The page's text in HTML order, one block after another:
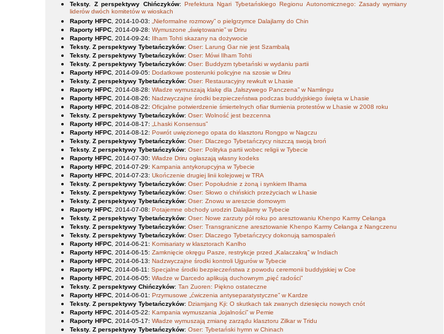
Teksty. Z perspektywy Chińczyków: Prefektura Ngari Tybetańskiego Regionu Autonomicznego: Zasady wymiany
liderów dwóch komitetów w wioskach
Raporty HFPC, 2014-10-03:„Nieformalne rozmowy” o pielgrzymce Dalajlamy do Chin
Raporty HFPC, 2014-09-28:Wymuszone „świętowanie” w Driru
Raporty HFPC, 2014-09-24: Ilham Tohti skazany na dożywocie
Teksty. Z perspektywy Tybetańczyków:Oser: Larung Gar nie jest Szambalą
Teksty. Z perspektywy Tybetańczyków:Oser: Mówi Ilham Tohti
Teksty. Z perspektywy Tybetańczyków:Oser: Buddyzm tybetański w wydaniu partii
Raporty HFPC, 2014-09-05:Dodatkowe posterunki policyjne na szosie w Driru
Teksty. Z perspektywy Tybetańczyków:Oser: Restauracyjny rewkult w Lhasie
Raporty HFPC, 2014-08-28:Władze wymuszają klakę dla „fałszywego Panczena” w Namlingu
Raporty HFPC, 2014-08-26:Nadzwyczajne środki bezpieczeństwa podczas buddyjskiego święta w Lhasie
Raporty HFPC, 2014-08-22:Oficjalne potwierdzenie śmiertelnych ofiar tłumienia protestów w Lhasie w 2008 roku
Teksty. Z perspektywy Tybetańczyków:Oser: Wolność jest bezcenna
Raporty HFPC, 2014-08-17:„Lhaski Konsensus”
Raporty HFPC, 2014-08-12:Powrót uwięzionego opata do klasztoru Rongpo w Nagczu
Teksty. Z perspektywy Tybetańczyków:Oser: Dlaczego Tybetańczycy niszczą swoją broń
Teksty. Z perspektywy Tybetańczyków:Oser: Polityka partii wobec religii w Tybecie
Raporty HFPC, 2014-07-30:Władze Driru ogłaszają własny kodeks
Raporty HFPC, 2014-07-29:Kampania antykorupcyjna w Tybecie
Raporty HFPC, 2014-07-23:Ukończenie drugiej linii kolejowej w TRA
Teksty. Z perspektywy Tybetańczyków:Oser: Popołudnie z żoną i synkiem Ilhama
Teksty. Z perspektywy Tybetańczyków:Oser: Słowo o chińskich przeżyciach w Lhasie
Teksty. Z perspektywy Tybetańczyków:Oser: Znowu w areszcie domowym
Raporty HFPC, 2014-07-08:Potajemne obchody urodzin Dalajlamy w Tybecie
Teksty. Z perspektywy Tybetańczyków:Oser: Nowe zarzuty pół roku po aresztowaniu Khenpo Karmy Cełanga
Teksty. Z perspektywy Tybetańczyków:Oser: Transgraniczne aresztowanie Khenpo Karmy Cełanga z Nangczenu
Teksty. Z perspektywy Tybetańczyków:Oser: Dlaczego Tybetańczycy dokonują samospaleń
Raporty HFPC, 2014-06-21:Komisariaty w klasztorach Kanlho
Raporty HFPC, 2014-06-15:Zamknięcie okręgu Pasze, restrykcje przed „Kalaczakrą” w Indiach
Raporty HFPC, 2014-06-13:Nadzwyczajne środki kontroli Ujgurów w Tybecie
Raporty HFPC, 2014-06-11:Specjalne środki bezpieczeństwa z powodu ceremonii buddyjskiej w Coe
Raporty HFPC, 2014-06-05:Władze w Darcedo aplikują duchownym „pięć radości”
Teksty. Z perspektywy Chińczyków:Tan Zuoren: Piękno ostateczne
Raporty HFPC, 2014-06-01:Przymusowe „ćwiczenia antyseparatystyczne” w Kardze
Teksty. Z perspektywy Tybetańczyków:Dziamjang Kji: O skutkach tak zwanych dziesięciu nowych cnót
Raporty HFPC, 2014-05-22:Kampania wymuszania „lojalności” w Pemie
Raporty HFPC, 2014-05-17:Władze wymuszają zmianę zarządu klasztoru Zilkar w Tridu
Teksty. Z perspektywy Tybetańczyków:Oser: Tybetański hymn w Chinach